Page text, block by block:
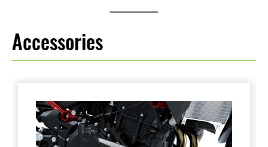
Accessories